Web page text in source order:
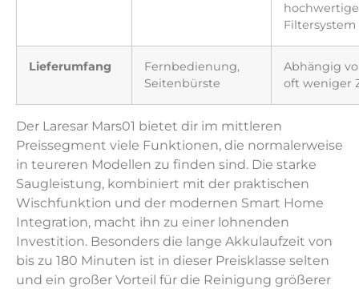
Filtersystem
Lieferumfang
Fernbedienung,
Seitenbürste
Abhängig
oft weniger
Der Laresar Mars01 bietet dir im mittleren
Preissegment viele Funktionen, die normalerweise
in teureren Modellen zu finden sind. Die starke
Saugleistung, kombiniert mit der praktischen
Wischfunktion und der modernen Smart Home
Integration, macht ihn zu einer lohnenden
Investition. Besonders die lange Akkulaufzeit von
bis zu 180 Minuten ist in dieser Preisklasse selten
und ein großer Vorteil für die Reinigung größerer